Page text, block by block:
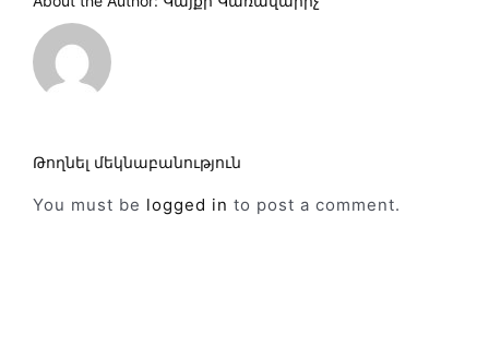
Թողնել մեկնաբանություն
You must be logged in to post a comment.